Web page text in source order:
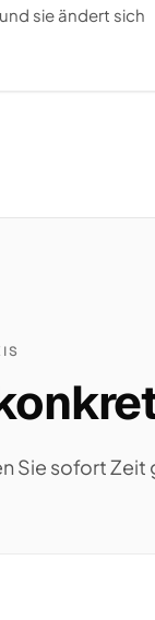
sie ändert sich
Sie sofort Zeit